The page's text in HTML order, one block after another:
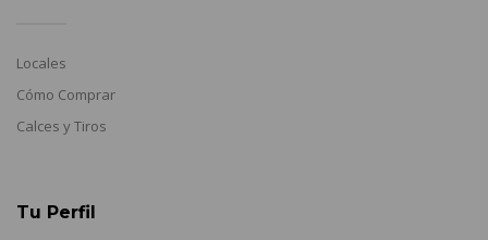
Locales
Cómo Comprar
Calces y Tiros
Tu Perfil